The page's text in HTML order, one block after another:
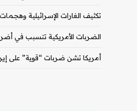
تكثيف الغارات الإسرائيلية
الضربات الأمريكية تتسبب في
أمريكا تشن ضربات “قوية” على